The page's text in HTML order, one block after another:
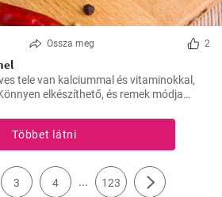
Ossza meg 2
tele van kalciummal és vitaminokkal,
elkészíthető, és remek módja
Többet látni
3 4 ... 123